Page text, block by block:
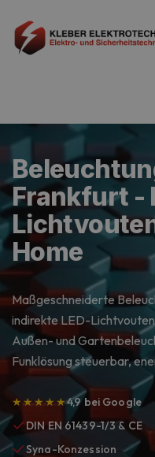
Frankfurt -
Home
Maßgeschneiderte
indirekte LED-
Außen- und
Funklösung steuerbar,
★★★★★4,9 bei Google
DIN EN 61439-1/3 & CE
Syna-Konzession